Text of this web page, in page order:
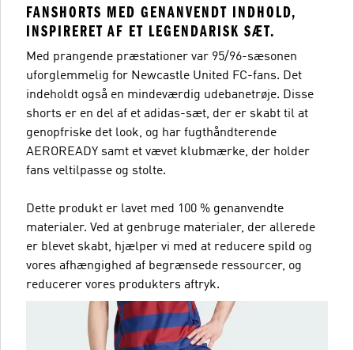
FANSHORTS MED GENANVENDT INDHOLD,
INSPIRERET AF ET LEGENDARISK SÆT.
Med prangende præstationer var 95/96-sæsonen
uforglemmelig for Newcastle United FC-fans. Det
indeholdt også en mindeværdig udebanetrøje. Disse
shorts er en del af et adidas-sæt, der er skabt til at
genopfriske det look, og har fugthåndterende
AEROREADY samt et vævet klubmærke, der holder
fans veltilpasse og stolte.
Dette produkt er lavet med 100 % genanvendte
materialer. Ved at genbruge materialer, der allerede
er blevet skabt, hjælper vi med at reducere spild og
vores afhængighed af begrænsede ressourcer, og
reducerer vores produkters aftryk.